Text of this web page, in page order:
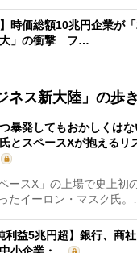
時価総額10兆円企業が
大」の衝撃 フ…
ネス新大陸」の歩
つ暴発してもおかしくは
とスペースXが抱えるリ
ースX」の上場で史上初
たイーロン・マスク氏。…
利益5兆円超】銀行、商
小企業・…